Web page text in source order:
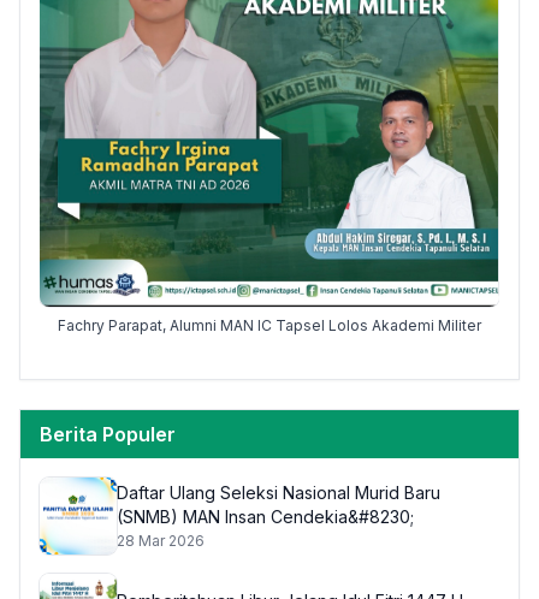
Fachry Parapat, Alumni MAN IC Tapsel Lolos Akademi Militer
Berita Populer
Daftar Ulang Seleksi Nasional Murid Baru
(SNMB) MAN Insan Cendekia&#8230;
28 Mar 2026